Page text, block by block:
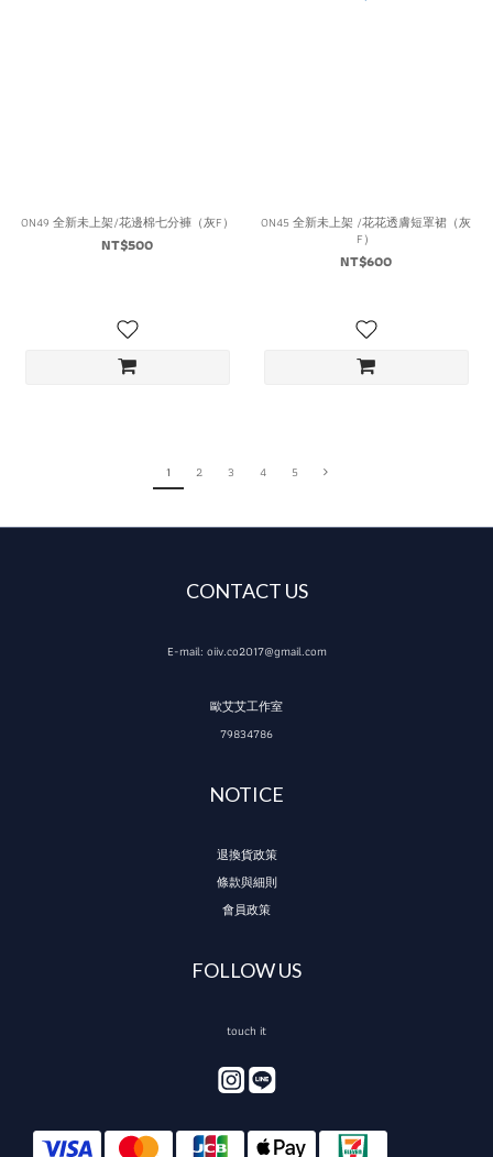
ON49 全新未上架/花邊棉七分褲（灰F）
NT$500
ON45 全新未上架 /花花透膚短罩裙（灰
F）
NT$600
1 2 3 4 5
CONTACT US
E-mail: oiiv.co2017@gmail.com
歐艾艾工作室
79834786
NOTICE
退換貨政策
條款與細則
會員政策
FOLLOW US
touch it